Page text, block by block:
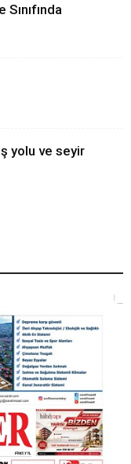
yolu ve seyir